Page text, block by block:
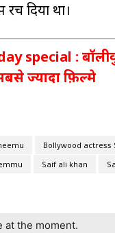
दिया था।
special : बॉलीवुड
ज्यादा फ़िल्मे
Bollywood actress
Saif ali khan
at the moment.